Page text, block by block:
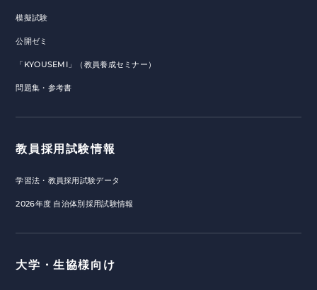
模擬試験
公開ゼミ
「KYOUSEMI」（教員養成セミナー）
問題集・参考書
教員採用試験情報
学習法・教員採用試験データ
2026年度 自治体別採用試験情報
大学・生協様向け